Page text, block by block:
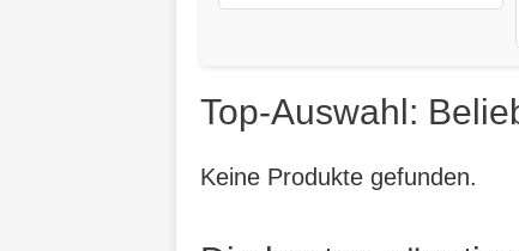
Top-Auswahl:
Keine Produkte gefunden.